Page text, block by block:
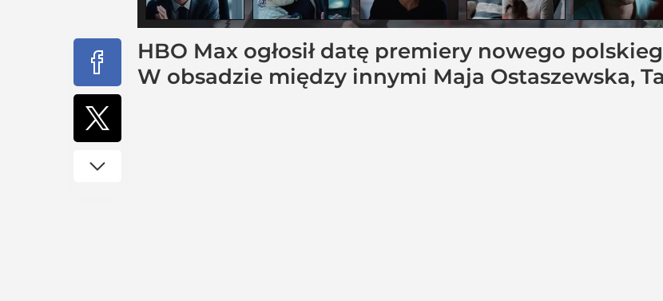
HBO Max ogłosił datę premiery nowego
W obsadzie między innymi Maja Ostaszewska,